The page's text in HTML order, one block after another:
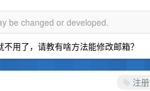
be changed or developed.
用了，请教有啥方法能修改邮箱？
注册